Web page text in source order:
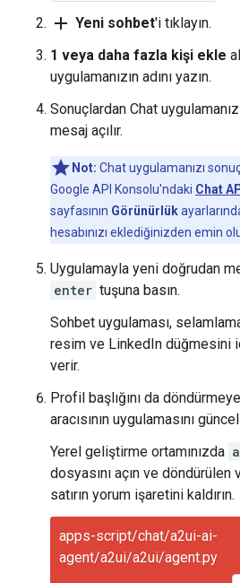
add Yeni sohbet'i tıklayın.
1 veya daha fazla kişi ekle
uygulamanızın adını yazın.
Sonuçlardan Chat
mesaj açılır.
Not: Chat uygulamanızı
Google API Konsolu'ndaki Chat
sayfasının Görünürlük
hesabınızı eklediğinizden emin
Uygulamayla yeni doğrudan
enter tuşuna basın.
Sohbet uygulaması,
resim ve LinkedIn düğmesini
verir.
Profil başlığını da
aracısının uygulamasını
Yerel geliştirme ortamınızda
dosyasını açın ve döndürülen
satırın yorum işaretini kaldırın.
apps-script/chat/a2ui-ai-
agent/a2ui/a2ui/agent.py